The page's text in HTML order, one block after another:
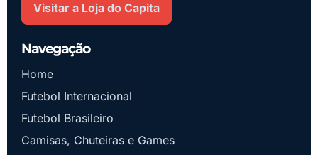
Visitar a Loja do Capita
Navegação
Home
Futebol Internacional
Futebol Brasileiro
Camisas, Chuteiras e Games